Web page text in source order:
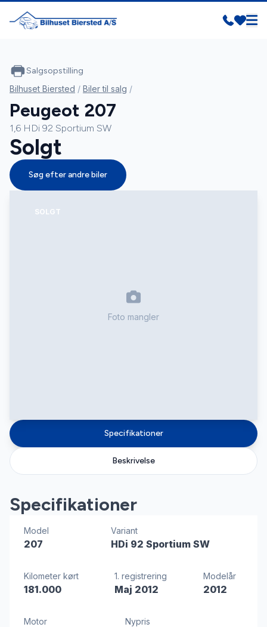
SOLGT
Foto mangler
Specifikationer
Beskrivelse
Specifikationer
Model
207
Variant
HDi 92 Sportium SW
Kilometer kørt
181.000
1. registrering
Maj 2012
Modelår
2012
Motor Nypris
Salgsopstilling
Bilhuset Biersted / Biler til salg /
Peugeot 207
1,6 HDi 92 Sportium SW
Solgt
Søg efter andre biler